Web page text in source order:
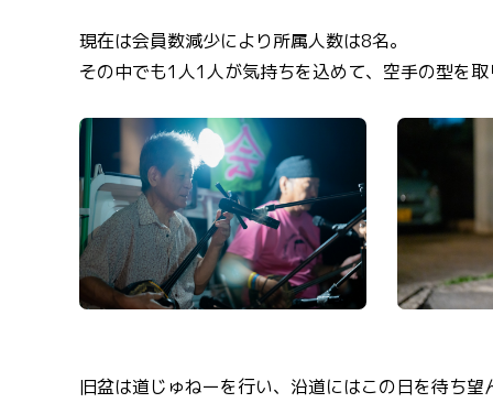
現在は会員数減少により所属人数は8名。
その中でも1人1人が気持ちを込めて、空手の型を
旧盆は道じゅねーを行い、沿道にはこの日を待ち